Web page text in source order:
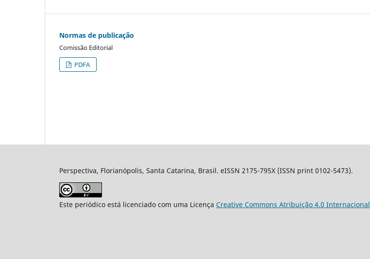
Normas de publicação
Comissão Editorial
PDFA
Perspectiva, Florianópolis, Santa Catarina, Brasil. eISSN 2175-795X (ISSN print 0102-5473).
Este periódico está licenciado com uma Licença Creative Commons Atribuição 4.0 Internacional